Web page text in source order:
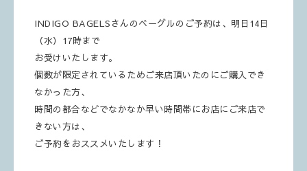
INDIGO BAGELSさんのベーグルのご予約は、明日14日
（水）17時まで
お受けいたします。
個数が限定されているためご来店頂いたのにご購入でき
なかった方、
時間の都合などでなかなか早い時間帯にお店にご来店で
きない方は、
ご予約をおススメいたします！